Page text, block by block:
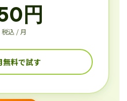
円
税込 / 月
無料で試す